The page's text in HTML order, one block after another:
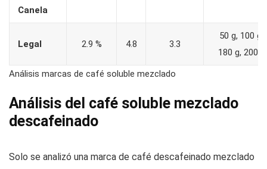
Canela
Legal 2.9 % 4.8 3.3
50 g, 100 g,
180 g, 200 g
Análisis marcas de café soluble mezclado
Análisis del café soluble mezclado
descafeinado
Solo se analizó una marca de café descafeinado mezclado